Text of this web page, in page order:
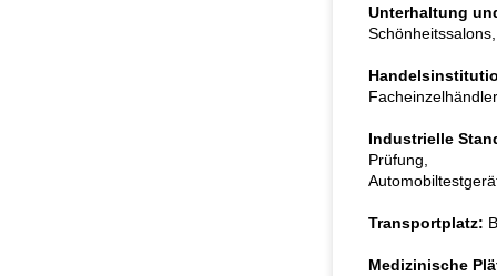
Unterhaltung
Industrielle
Prüfung,
Transportplatz:
Medizinische